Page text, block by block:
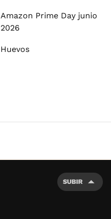
Amazon Prime Day junio
2026
Huevos
SUBIR